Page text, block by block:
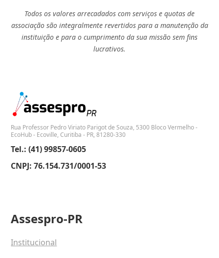
Todos os valores arrecadados com serviços e quotas de
associação são integralmente revertidos para a manutenção da
instituição e para o cumprimento da sua missão sem fins
lucrativos.
Rua Professor Pedro Viriato Parigot de Souza, 5300 Bloco Vermelho -
EcoHub - Ecoville, Curitiba - PR, 81280-330
Tel.: (41) 99857-0605
CNPJ: 76.154.731/0001-53
Assespro-PR
Institucional